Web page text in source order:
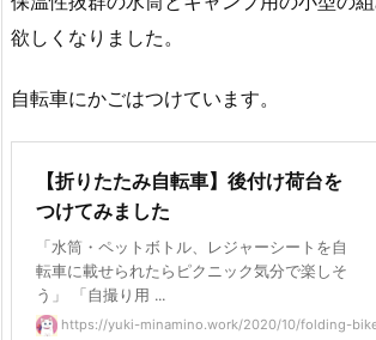
欲しくなりました。
自転車にかごはつけています。
【折りたたみ自転車】後付け荷台を
つけてみました
「水筒・ペットボトル、レジャーシートを自
転車に載せられたらピクニック気分で楽しそ
う」 「自撮り用 ...
https://yuki-minamino.work/2020/10/folding-